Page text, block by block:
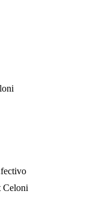
Celoni